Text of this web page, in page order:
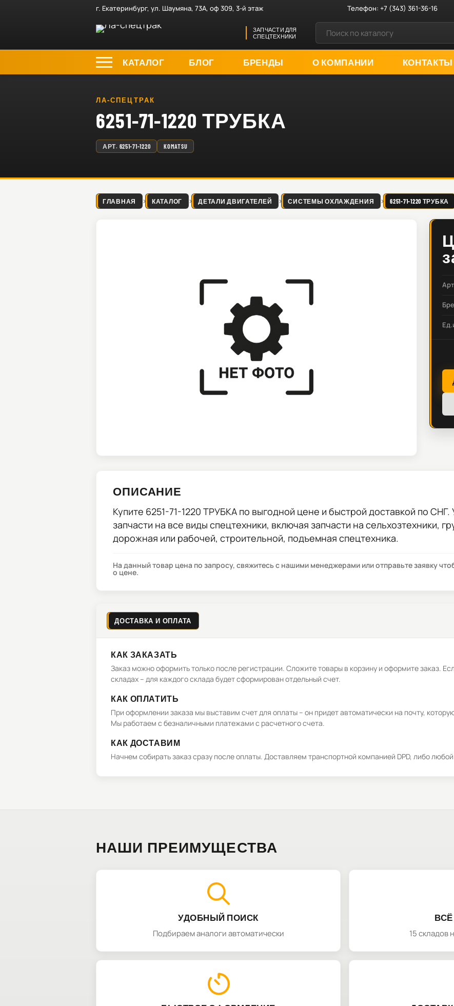
г. Екатеринбург, ул. Шаумяна, 73А, оф 309, 3-й этаж Телефон:+7 (343) 361-36-16
ЗАПЧАСТИ ДЛЯ
СПЕЦТЕХНИКИ
КАТАЛОГ БЛОГ БРЕНДЫ О КОМПАНИИ КОНТАКТЫ
ЛА-СПЕЦТРАК
6251-71-1220 ТРУБКА
АРТ. 6251-71-1220 KOMATSU
ГЛАВНАЯ КАТАЛОГ ДЕТАЛИ ДВИГАТЕЛЕЙ СИСТЕМЫ ОХЛАЖДЕНИЯ 6251-71-1220 ТРУБКА
ОПИСАНИЕ
Купите 6251-71-1220 ТРУБКА по выгодной цене и быстрой доставкой по СНГ.
запчасти на все виды спецтехники, включая запчасти на сельхозтехники,
дорожная или рабочей, строительной, подъемная спецтехника.
На данный товар цена по запросу, свяжитесь с нашими менеджерами или отправьте заявку
о цене.
ДОСТАВКА И ОПЛАТА
КАК ЗАКАЗАТЬ
Заказ можно оформить только после регистрации. Сложите товары в корзину и оформите заказ.
складах – для каждого склада будет сформирован отдельный счет.
КАК ОПЛАТИТЬ
При оформлении заказа мы выставим счет для оплаты – он придет автоматически на почту,
Мы работаем с безналичными платежами с расчетного счета.
КАК ДОСТАВИМ
Начнем собирать заказ сразу после оплаты. Доставляем транспортной компанией DPD, либо
НАШИ ПРЕИМУЩЕСТВА
УДОБНЫЙ ПОИСК
Подбираем аналоги автоматически 15 складов